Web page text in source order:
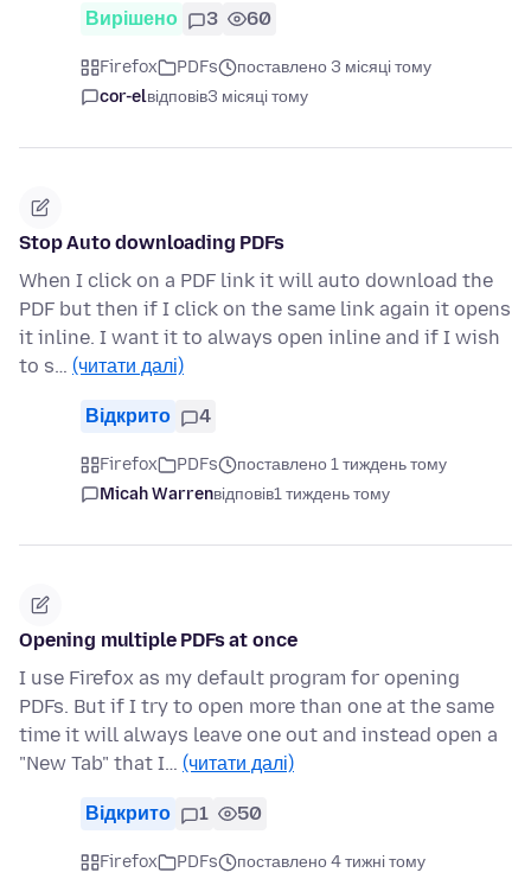
Вирішено 3 60
Firefox PDFs
поставлено 3 місяці тому
cor-elвідповів3 місяці тому
Stop Auto downloading PDFs
When I click on a PDF link it will auto download the
PDF but then if I click on the same link again it opens
it inline. I want it to always open inline and if I wish
to s… (читати далі)
Відкрито 4
Firefox PDFs
поставлено 1 тиждень тому
Micah Warrenвідповів1 тиждень тому
Opening multiple PDFs at once
I use Firefox as my default program for opening
PDFs. But if I try to open more than one at the same
time it will always leave one out and instead open a
"New Tab" that I… (читати далі)
Відкрито 1 50
Firefox PDFs
поставлено 4 тижні тому